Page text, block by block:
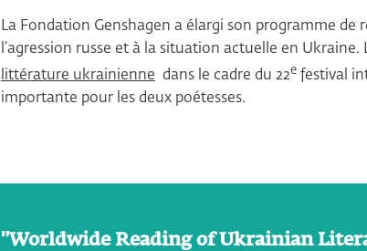
La Fondation Genshagen a élargi son programme de
l’agression russe et à la situation actuelle en
littérature ukrainienne dans le cadre du 22e festival
importante pour les deux poétesses.
"Worldwide Reading of Ukrainian